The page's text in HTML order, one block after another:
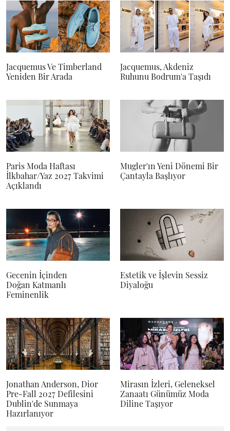
Jacquemus Ve Timberland
Yeniden Bir Arada
Jacquemus, Akdeniz
Ruhunu Bodrum'a Taşıdı
Paris Moda Haftası
İlkbahar/Yaz 2027 Takvimi
Açıklandı
Mugler'ın Yeni Dönemi Bir
Çantayla Başlıyor
Gecenin İçinden
Doğan Katmanlı
Feminenlik
Estetik ve İşlevin Sessiz
Diyaloğu
Jonathan Anderson, Dior
Pre-Fall 2027 Defilesini
Dublin'de Sunmaya
Hazırlanıyor
Mirasın İzleri, Geleneksel
Zanaatı Günümüz Moda
Diline Taşıyor